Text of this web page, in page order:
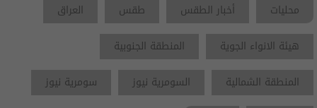
محليات أخبار الطقس طقس
العراق
هيئة الانواء الجوية
المنطقة الجنوبية
المنطقة الشمالية
السومرية نيوز
سومرية نيوز